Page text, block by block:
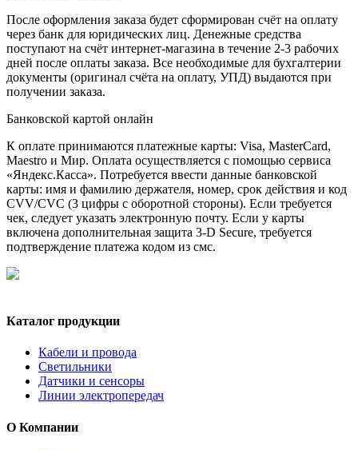
После оформления заказа будет сформирован счёт на оплату
через банк для юридических лиц. Денежные средства
поступают на счёт интернет-магазина в течение 2-3 рабочих
дней после оплаты заказа. Все необходимые для бухгалтерии
документы (оригинал счёта на оплату, УПД) выдаются при
получении заказа.
Банковской картой онлайн
К оплате принимаются платежные карты: Visa, MasterCard,
Maestro и Мир. Оплата осуществляется с помощью сервиса
«Яндекс.Касса». Потребуется ввести данные банковской
карты: имя и фамилию держателя, номер, срок действия и код
CVV/CVC (3 цифры с оборотной стороны). Если требуется
чек, следует указать электронную почту. Если у карты
включена дополнительная защита 3-D Secure, требуется
подтверждение платежа кодом из смс.
Каталог продукции
Кабели и провода
Светильники
Датчики и сенсоры
Линии электропередач
О Компании